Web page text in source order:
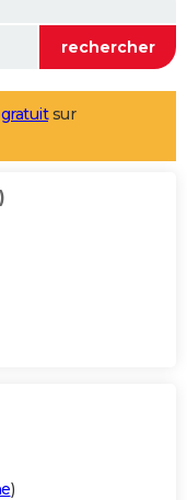
sur
)